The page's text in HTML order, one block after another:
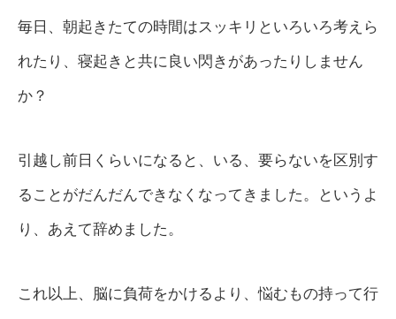
毎日、朝起きたての時間はスッキリといろいろ考えら
れたり、寝起きと共に良い閃きがあったりしません
か？
引越し前日くらいになると、いる、要らないを区別す
ることがだんだんできなくなってきました。というよ
り、あえて辞めました。
これ以上、脳に負荷をかけるより、悩むもの持って行